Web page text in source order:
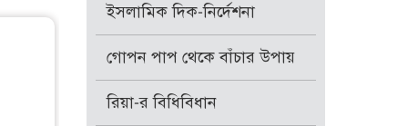
ইসলামিক দিক-নির্দেশনা
গোপন পাপ থেকে বাঁচার উপায়
রিয়া-র বিধিবিধান